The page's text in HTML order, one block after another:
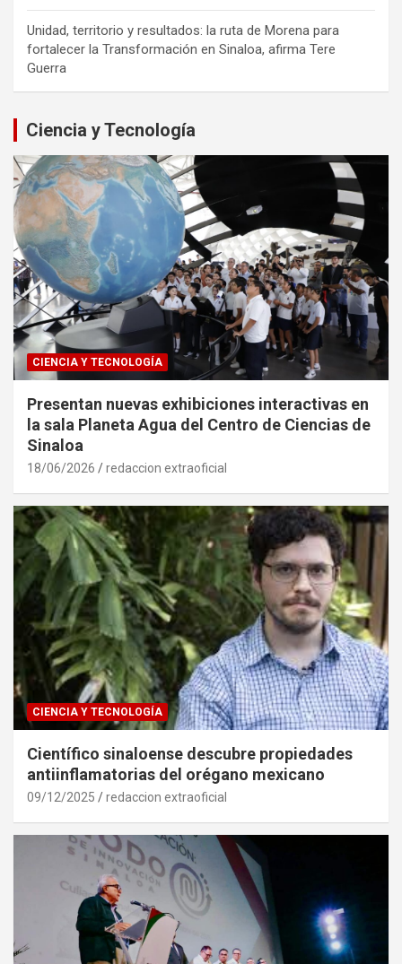
Unidad, territorio y resultados: la ruta de Morena para
fortalecer la Transformación en Sinaloa, afirma Tere
Guerra
Ciencia y Tecnología
CIENCIA Y TECNOLOGÍA
Presentan nuevas exhibiciones interactivas en
la sala Planeta Agua del Centro de Ciencias de
Sinaloa
18/06/2026 redaccion extraoficial
CIENCIA Y TECNOLOGÍA
Científico sinaloense descubre propiedades
antiinflamatorias del orégano mexicano
09/12/2025 redaccion extraoficial